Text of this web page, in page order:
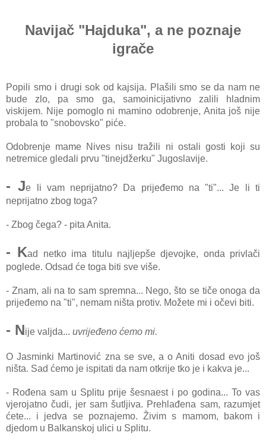
Navijač "Hajduka", a ne poznaje
igrače
Popili smo i drugi sok od kajsija. Plašili smo se da nam ne
bude zlo, pa smo ga, samoinicijativno zalili hladnim
viskijem. Nije pomoglo ni mamino odobrenje, Anita još nije
probala to "snobovsko" piće.
Odobrenje mame Nives nisu tražili ni ostali gosti koji su
netremice gledali prvu "tinejdžerku" Jugoslavije.
- Je li vam neprijatno? Da prijeđemo na "ti"... Je li ti
neprijatno zbog toga?
- Zbog čega? - pita Anita.
- Kad netko ima titulu najljepše djevojke, onda privlači
poglede. Odsad će toga biti sve više.
- Znam, ali na to sam spremna... Nego, što se tiče onoga da
prijeđemo na "ti", nemam ništa protiv. Možete mi i očevi biti.
- Nije valjda... uvrijeđeno ćemo mi.
O Jasminki Martinović zna se sve, a o Aniti dosad evo još
ništa. Sad ćemo je ispitati da nam otkrije tko je i kakva je...
- Rođena sam u Splitu prije šesnaest i po godina... To vas
vjerojatno čudi, jer sam šutljiva. Prehlađena sam, razumjet
ćete... i jedva se poznajemo. Živim s mamom, bakom i
djedom u Balkanskoj ulici u Splitu.